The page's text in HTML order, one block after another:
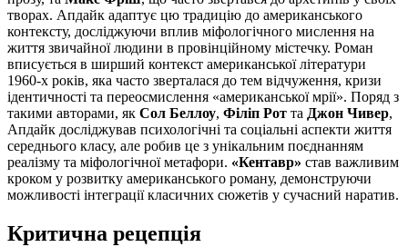
творах. Апдайк адаптує цю традицію до американського
контексту, досліджуючи вплив міфологічного мислення на
життя звичайної людини в провінційному містечку. Роман
вписується в ширший контекст американської літератури
1960-х років, яка часто зверталася до тем відчуження, кризи
ідентичності та переосмислення «американської мрії». Поряд з
такими авторами, як Сол Беллоу, Філіп Рот та Джон Чивер,
Апдайк досліджував психологічні та соціальні аспекти життя
середнього класу, але робив це з унікальним поєднанням
реалізму та міфологічної метафори. «Кентавр» став важливим
кроком у розвитку американського роману, демонструючи
можливості інтеграції класичних сюжетів у сучасний наратив.
Критична рецепція